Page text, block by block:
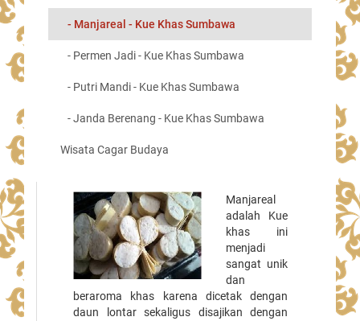
- Manjareal - Kue Khas Sumbawa
- Permen Jadi - Kue Khas Sumbawa
- Putri Mandi - Kue Khas Sumbawa
- Janda Berenang - Kue Khas Sumbawa
Wisata Cagar Budaya
Manjareal
adalah Kue
khas ini
menjadi
sangat unik
dan
beraroma khas karena dicetak dengan
daun lontar sekaligus disajikan dengan